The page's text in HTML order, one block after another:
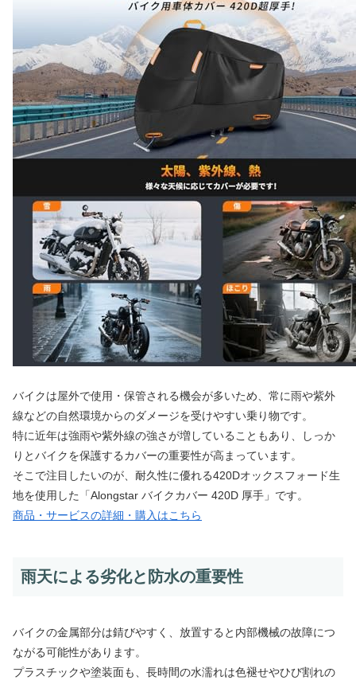
バイクは屋外で使用・保管される機会が多いため、常に雨や紫外
線などの自然環境からのダメージを受けやすい乗り物です。
特に近年は強雨や紫外線の強さが増していることもあり、しっか
りとバイクを保護するカバーの重要性が高まっています。
そこで注目したいのが、耐久性に優れる420Dオックスフォード生
地を使用した「Alongstar バイクカバー 420D 厚手」です。
商品・サービスの詳細・購入はこちら
雨天による劣化と防水の重要性
バイクの金属部分は錆びやすく、放置すると内部機械の故障につ
ながる可能性があります。
プラスチックや塗装面も、長時間の水濡れは色褪せやひび割れの